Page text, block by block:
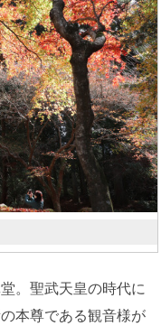
。聖武天皇の時代に
本尊である観音様が